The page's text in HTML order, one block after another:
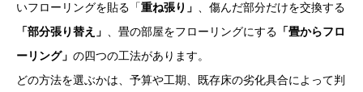
いフローリングを貼る「重ね張り」
、傷んだ部分だけを交換する
「部分張り替え」
、畳の部屋をフローリングにする 「畳からフロ
ーリング」 の四つの工法があります。
どの方法を選ぶかは、予算や工期、既存床の劣化具合によって判